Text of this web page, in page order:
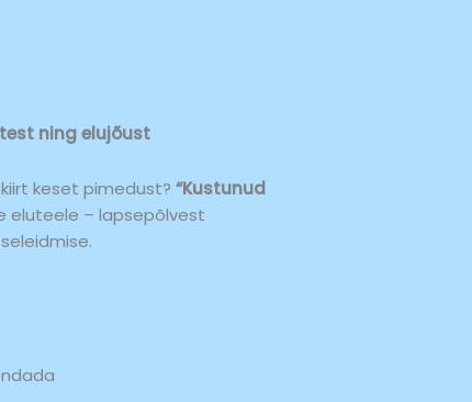
ning elujõust
keset pimedust?“Kustunud
eluteele – lapsepõlvest